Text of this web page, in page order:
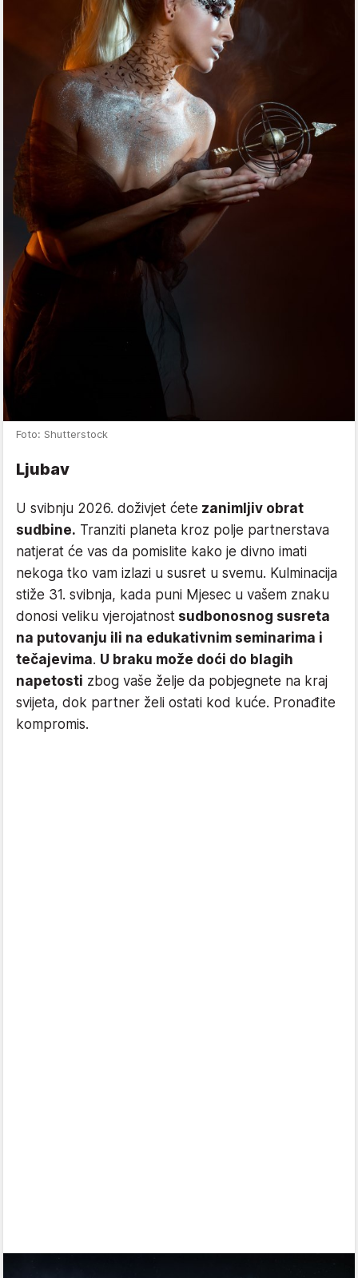
Foto: Shutterstock
Ljubav
U svibnju 2026. doživjet ćete zanimljiv obrat
sudbine. Tranziti planeta kroz polje partnerstava
natjerat će vas da pomislite kako je divno imati
nekoga tko vam izlazi u susret u svemu. Kulminacija
stiže 31. svibnja, kada puni Mjesec u vašem znaku
donosi veliku vjerojatnost sudbonosnog susreta
na putovanju ili na edukativnim seminarima i
tečajevima. U braku može doći do blagih
napetosti zbog vaše želje da pobjegnete na kraj
svijeta, dok partner želi ostati kod kuće. Pronađite
kompromis.